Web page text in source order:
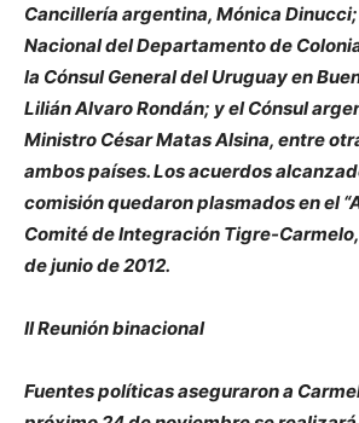
Cancillería argentina, Mónica
Nacional del Departamento de
la Cónsul General del Uruguay en
Lilián Alvaro Rondán; y el Cónsul
Ministro César Matas Alsina, entre
ambos países. Los acuerdos
comisión quedaron plasmados en el
Comité de Integración Tigre-Carmelo,
de junio de 2012.
II Reunión binacional
Fuentes políticas aseguraron a